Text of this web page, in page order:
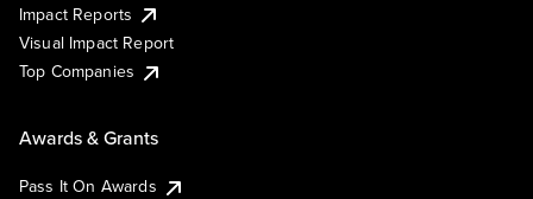
Impact Reports
Visual Impact Report
Top Companies
Awards & Grants
Pass It On Awards